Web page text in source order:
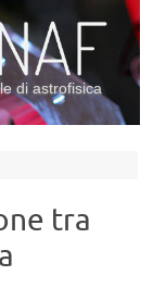
di astrofisica
tra